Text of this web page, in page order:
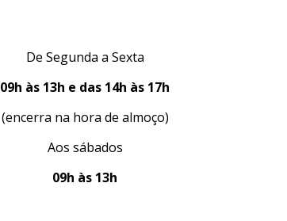
De Segunda a Sexta
09h às 13h e das 14h às 17h
(encerra na hora de almoço)
Aos sábados
09h às 13h